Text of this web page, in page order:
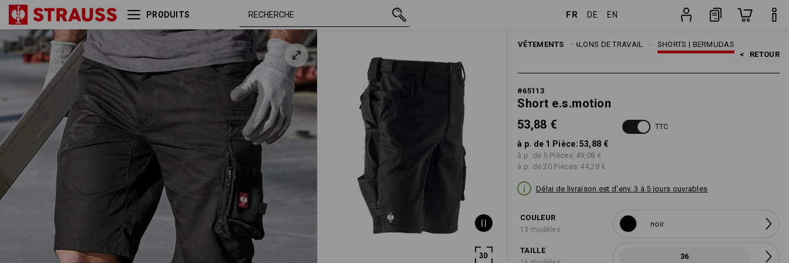
PRODUITS FR DE EN
VÊTEMENTS SHORTS | BERMUDAS
PANTALONS DE TRAVAIL
HOMMES
< RETOUR
#65113
Short e.s.motion
53,88 €
TTC
à p. de 1 Pièce:53,88 €
à p. de 5 Pièces: 49,08 €
à p. de 20 Pièces: 44,28 €
Délai de livraison est d'env. 3 à 5 jours ouvrables
COULEUR
13 modèles
noir
TAILLE
36
Short e.s.motion noir 36 53,88 €